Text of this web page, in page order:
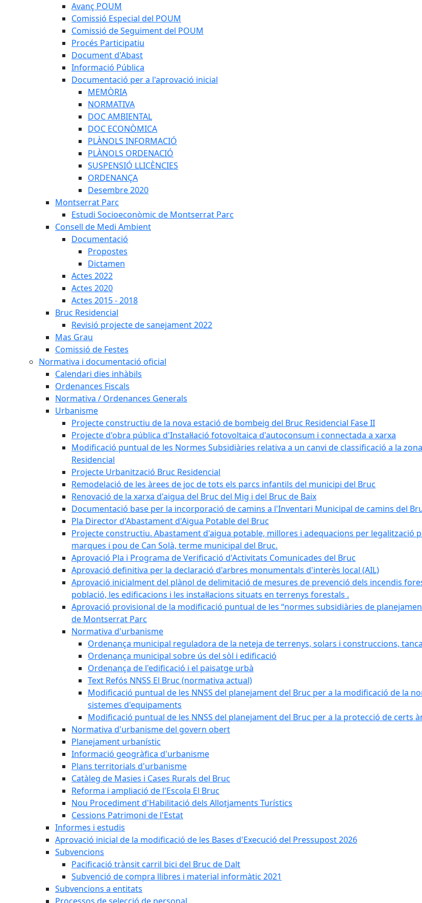
Avanç POUM
Comissió Especial del POUM
Comissió de Seguiment del POUM
Procés Participatiu
Document d'Abast
Informació Pública
Documentació per a l'aprovació inicial
MEMÒRIA
NORMATIVA
DOC AMBIENTAL
DOC ECONÒMICA
PLÀNOLS INFORMACIÓ
PLÀNOLS ORDENACIÓ
SUSPENSIÓ LLICÈNCIES
ORDENANÇA
Desembre 2020
Montserrat Parc
Estudi Socioeconòmic de Montserrat Parc
Consell de Medi Ambient
Documentació
Propostes
Dictamen
Actes 2022
Actes 2020
Actes 2015 - 2018
Bruc Residencial
Revisió projecte de sanejament 2022
Mas Grau
Comissió de Festes
Normativa i documentació oficial
Calendari dies inhàbils
Ordenances Fiscals
Normativa / Ordenances Generals
Urbanisme
Projecte constructiu de la nova estació de bombeig del Bruc Residencial Fase II
Projecte d'obra pública d'Instal·lació fotovoltaica d'autoconsum i connectada a xarxa
Modificació puntual de les Normes Subsidiàries relativa a un canvi de classificació a la
Residencial
Projecte Urbanització Bruc Residencial
Remodelació de les àrees de joc de tots els parcs infantils del municipi del Bruc
Renovació de la xarxa d'aigua del Bruc del Mig i del Bruc de Baix
Documentació base per la incorporació de camins a l'Inventari Municipal de camins del
Pla Director d'Abastament d'Aigua Potable del Bruc
Projecte constructiu. Abastament d'aigua potable, millores i adequacions per legalització
marques i pou de Can Solà, terme municipal del Bruc.
Aprovació Pla i Programa de Verificació d'Activitats Comunicades del Bruc
Aprovació definitiva per la declaració d'arbres monumentals d'interès local (AIL)
Aprovació inicialment del plànol de delimitació de mesures de prevenció dels incendis
població, les edificacions i les instal·lacions situats en terrenys forestals .
Aprovació provisional de la modificació puntual de les “normes subsidiàries de
de Montserrat Parc
Normativa d'urbanisme
Ordenança municipal reguladora de la neteja de terrenys, solars i construccions,
Ordenança municipal sobre ús del sòl i edificació
Ordenança de l'edificació i el paisatge urbà
Text Refós NNSS El Bruc (normativa actual)
Modificació puntual de les NNSS del planejament del Bruc per a la modificació de la
sistemes d'equipaments
Modificació puntual de les NNSS del planejament del Bruc per a la protecció de certs
Normativa d'urbanisme del govern obert
Planejament urbanístic
Informació geogràfica d'urbanisme
Plans territorials d'urbanisme
Catàleg de Masies i Cases Rurals del Bruc
Reforma i ampliació de l'Escola El Bruc
Nou Procediment d'Habilitació dels Allotjaments Turístics
Cessions Patrimoni de l'Estat
Informes i estudis
Aprovació inicial de la modificació de les Bases d'Execució del Pressupost 2026
Subvencions
Pacificació trànsit carril bici del Bruc de Dalt
Subvenció de compra llibres i material informàtic 2021
Subvencions a entitats